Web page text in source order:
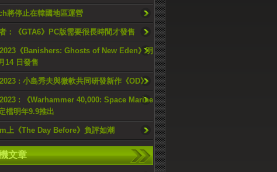
將停止在韓國地區運營
：《GTA6》PC版需要很長時間才發售
《Banishers: Ghosts of New Eden》明
14 日發售
: 小島秀夫與微軟共同研發新作《OD》
: 《Warhammer 40,000: Space Marine
檔明年9.9推出
上《The Day Before》負評如潮
文章